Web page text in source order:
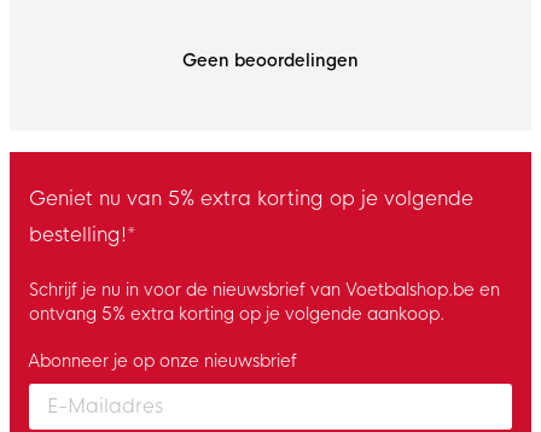
Geen beoordelingen
Geniet nu van 5% extra korting op je volgende
bestelling!*
Schrijf je nu in voor de nieuwsbrief van Voetbalshop.be en
ontvang 5% extra korting op je volgende aankoop.
Enter your email and accept the privacy policy to subscribe to
Abonneer je op onze nieuwsbrief